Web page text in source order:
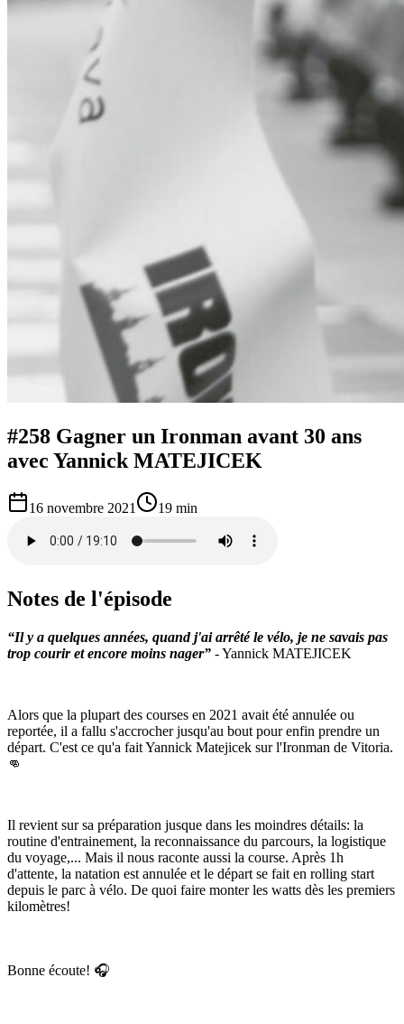
#258 Gagner un Ironman avant 30 ans
avec Yannick MATEJICEK
16 novembre 2021 19 min
Notes de l'épisode
“Il y a quelques années, quand j'ai arrêté le vélo, je ne savais pas
trop courir et encore moins nager” - Yannick MATEJICEK
Alors que la plupart des courses en 2021 avait été annulée ou
reportée, il a fallu s'accrocher jusqu'au bout pour enfin prendre un
départ. C'est ce qu'a fait Yannick Matejicek sur l'Ironman de Vitoria.
👊
Il revient sur sa préparation jusque dans les moindres détails: la
routine d'entrainement, la reconnaissance du parcours, la logistique
du voyage,... Mais il nous raconte aussi la course. Après 1h
d'attente, la natation est annulée et le départ se fait en rolling start
depuis le parc à vélo. De quoi faire monter les watts dès les premiers
kilomètres!
Bonne écoute! 🎧